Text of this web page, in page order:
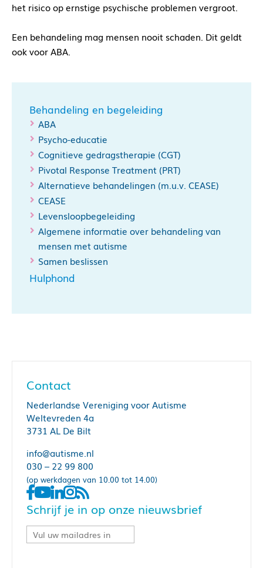
het risico op ernstige psychische problemen vergroot.
Een behandeling mag mensen nooit schaden. Dit geldt
ook voor ABA.
Behandeling en begeleiding
ABA
Psycho-educatie
Cognitieve gedragstherapie (CGT)
Pivotal Response Treatment (PRT)
Alternatieve behandelingen (m.u.v. CEASE)
CEASE
Levensloopbegeleiding
Algemene informatie over behandeling van
mensen met autisme
Samen beslissen
Hulphond
Contact
Nederlandse Vereniging voor Autisme
Weltevreden 4a
3731 AL De Bilt
info@autisme.nl
030 – 22 99 800
(op werkdagen van 10.00 tot 14.00)
Schrijf je in op onze nieuwsbrief